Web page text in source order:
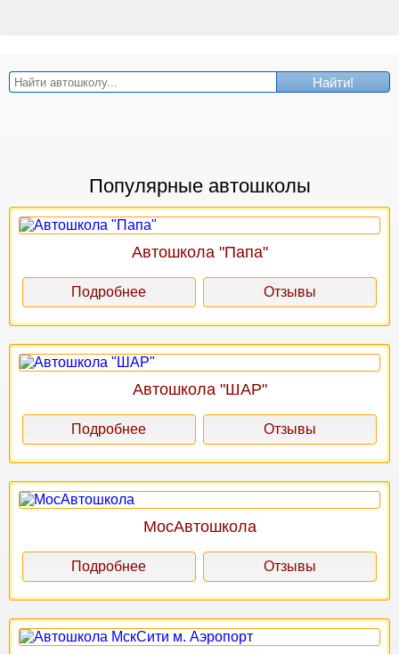
Найти!
Популярные автошколы
Автошкола "Папа"
Подробнее Отзывы
Автошкола "ШАР"
Подробнее Отзывы
МосАвтошкола
Подробнее Отзывы